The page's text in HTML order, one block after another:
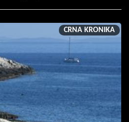
CRNA KRONIKA